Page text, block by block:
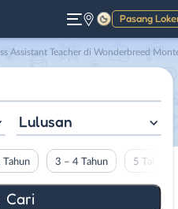
Pasang
Gelap
Teacher di Wonderbreed Montessori
Lulusan
Tahun 3 – 4 Tahun 5 Tahun